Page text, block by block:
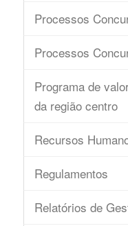
Processos
Processos
Programa de
da região centro
Recursos
Regulamentos
Relatórios de